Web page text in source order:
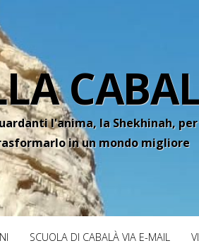
l'anima, la Shekhinah,
in un mondo migliore
SCUOLA DI CABALÀ VIA E-MAIL